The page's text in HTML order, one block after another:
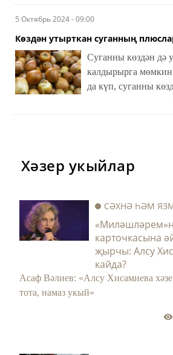
фамилиясе. – Авт.)
5 Октябрь 2024 - 09:00
Көздән утырткан суганның
Суганны көздән дә
калдырырга
да күп, суганны
эшең кимрәк була.
Хәзер укыйлар
СӘХНӘ ҺӘМ
карточкасына
җырчы: Алсу
кайда?
Асаф Вәлиев: «Алсу Хисамиева
тота, намаз укый»